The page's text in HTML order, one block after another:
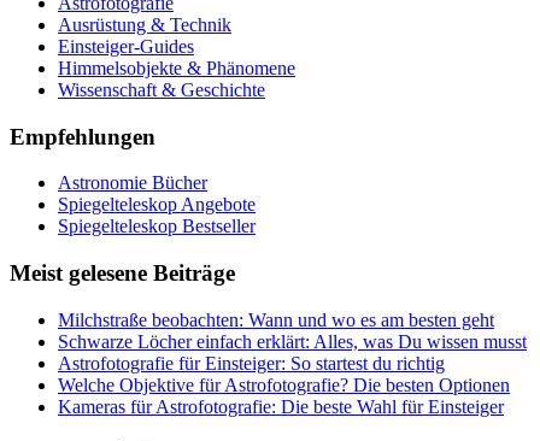
Ausrüstung & Technik
Einsteiger-Guides
Himmelsobjekte & Phänomene
Wissenschaft & Geschichte
Empfehlungen
Astronomie Bücher
Spiegelteleskop Angebote
Spiegelteleskop Bestseller
Meist gelesene Beiträge
Milchstraße beobachten: Wann und wo es am besten geht
Schwarze Löcher einfach erklärt: Alles, was Du wissen musst
Astrofotografie für Einsteiger: So startest du richtig
Welche Objektive für Astrofotografie? Die besten Optionen
Kameras für Astrofotografie: Die beste Wahl für Einsteiger